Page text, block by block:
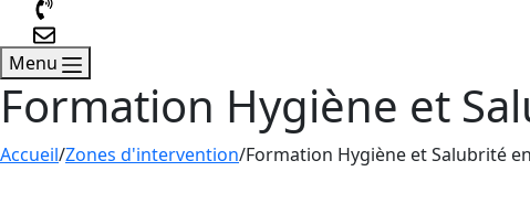
Menu
Formation Hygiène et
Accueil/Zones d'intervention/Formation Hygiène et Salubrité